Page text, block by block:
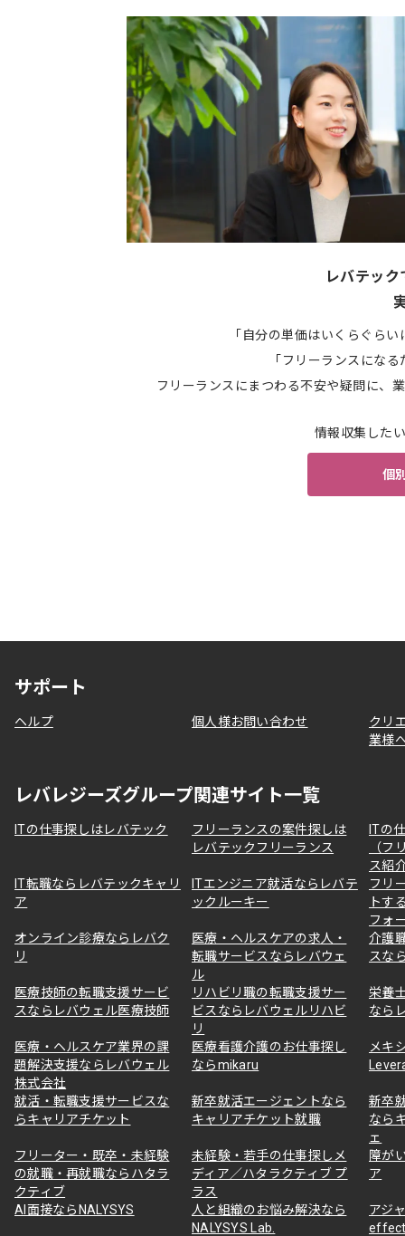
レバテッ
「自分の単価はいくらぐら
「フリーランスにな
フリーランスにまつわる不安や疑問に、
情報収集した
個
サポート
ヘルプ 個人様お問い合わせ
クリ
業様
レバレジーズグループ関連サイト一覧
ITの仕事探しはレバテック
フリーランスの案件探しは
レバテックフリーランス
ITの
（フ
ス紹
IT転職ならレバテックキャリ
ア
ITエンジニア就活ならレバテ
ックルーキー
フリ
トす
フォ
オンライン診療ならレバク
リ
医療・ヘルスケアの求人・
転職サービスならレバウェ
ル
介護
スな
医療技師の転職支援サービ
スならレバウェル医療技師
リハビリ職の転職支援サー
ビスならレバウェルリハビ
リ
栄養
なら
医療・ヘルスケア業界の課
題解決支援ならレバウェル
株式会社
医療看護介護のお仕事探し
ならmikaru
メキ
就活・転職支援サービスな
らキャリアチケット
新卒就活エージェントなら
キャリアチケット就職
新卒
なら
ェ
フリーター・既卒・未経験
の就職・再就職ならハタラ
クティブ
未経験・若手の仕事探しメ
ディア／ハタラクティブ プ
ラス
障が
ア
AI面接ならNALYSYS
人と組織のお悩み解決なら
NALYSYS Lab.
アジ